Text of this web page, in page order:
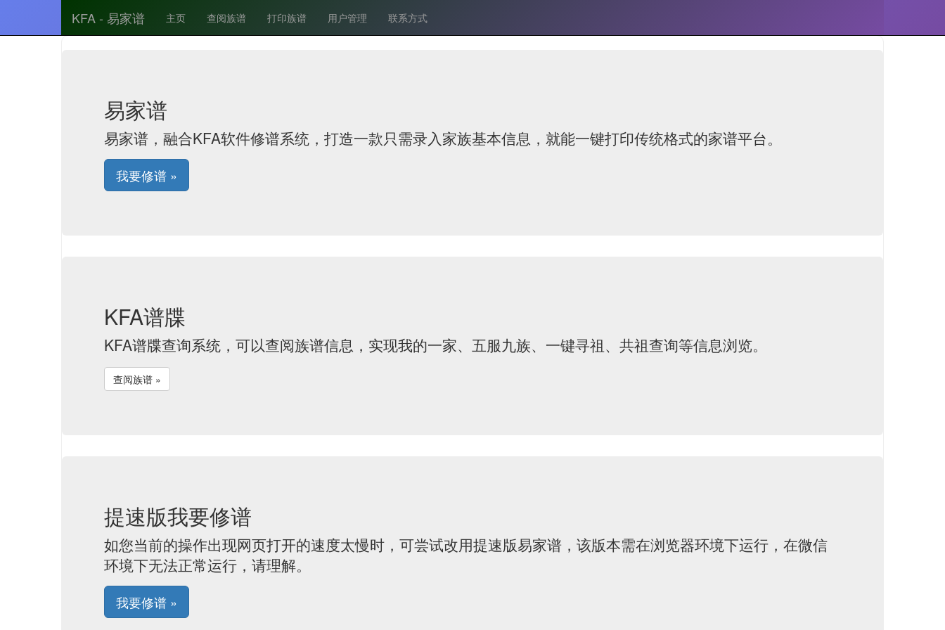
KFA - 易家谱 主页 查阅族谱 打印族谱 用户管理 联系方式
易家谱
易家谱，融合KFA软件修谱系统，打造一款只需录入家族基本信息，就能一键打印传统格式的家谱平台。
我要修谱 »
KFA谱牒
KFA谱牒查询系统，可以查阅族谱信息，实现我的一家、五服九族、一键寻祖、共祖查询等信息浏览。
查阅族谱 »
提速版我要修谱
如您当前的操作出现网页打开的速度太慢时，可尝试改用提速版易家谱，该版本需在浏览器环境下运行，在微信
环境下无法正常运行，请理解。
我要修谱 »